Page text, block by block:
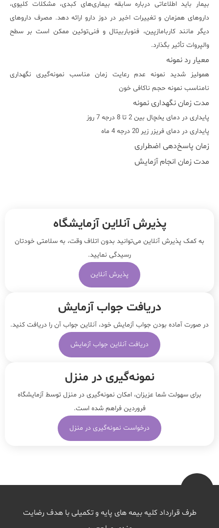
بیمار باید اطلاعاتی درباره سابقه بیماری‌های کبدی، مشکلات کلیوی،
داروهای همزمان و تغییرات اخیر در دوز دارو ارائه دهد. مصرف داروهای
دیگر مانند کاربامازپین، فنوباربیتال و فنی‌توئین ممکن است بر سطح
والپروات تأثیر بگذارد.
معیار رد نمونه
همولیز شدید نمونه عدم رعایت زمان مناسب نمونه‌گیری نگهداری
نامناسب نمونه حجم ناکافی خون
مدت زمان نگهداری نمونه
پایداری در دمای یخچال بین 2 تا 8 درجه 7 روز
پایداری در دمای فریزر زیر 20 درجه 4 ماه
زمان پاسخ‌دهی اضطراری
مدت زمان انجام آزمایش
پذیرش آنلاین آزمایشگاه
به کمک پذیرش آنلاین می‌توانید بدون اتلاف وقت، به سلامتی خودتان
رسیدگی نمایید.
پذیرش آنلاین
دریافت جواب آزمایش
در صورت آماده بودن جواب آزمایش خود، آنلاین جواب‌ آن را دریافت کنید.
دریافت آنلاین جواب آزمایش
نمونه‌‌گیری در منزل
برای سهولت شما عزیزان، امکان نمونه‌گیری در منزل توسط آزمایشگاه
فروردین فراهم شده است.
درخواست نمونه‌گیری در منزل
طرف قرارداد کلیه بیمه های پایه و تکمیلی با هدف رضایت